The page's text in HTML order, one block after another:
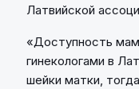
Латвийской
«Доступность
гинекологами в
шейки матки,